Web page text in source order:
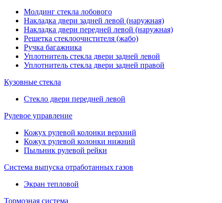
Молдинг стекла лобового
Накладка двери задней левой (наружная)
Накладка двери передней левой (наружная)
Решетка стеклоочистителя (жабо)
Ручка багажника
Уплотнитель стекла двери задней левой
Уплотнитель стекла двери задней правой
Кузовные стекла
Стекло двери передней левой
Рулевое управление
Кожух рулевой колонки верхний
Кожух рулевой колонки нижний
Пыльник рулевой рейки
Система выпуска отработанных газов
Экран тепловой
Тормозная система